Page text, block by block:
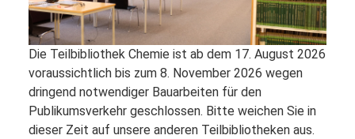
Die Teilbibliothek Chemie ist ab dem 17. August 2026
voraussichtlich bis zum 8. November 2026 wegen
dringend notwendiger Bauarbeiten für den
Publikumsverkehr geschlossen. Bitte weichen Sie in
dieser Zeit auf unsere anderen Teilbibliotheken aus.